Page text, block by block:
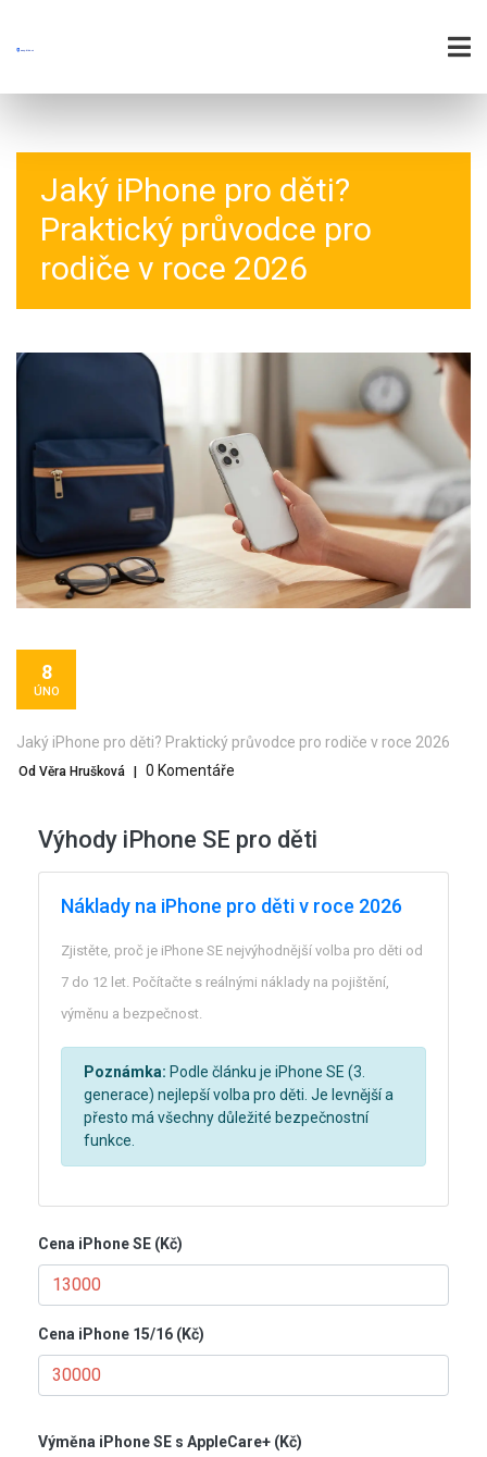
Jaký iPhone pro děti?
Praktický průvodce pro
rodiče v roce 2026
8
ÚNO
Jaký iPhone pro děti? Praktický průvodce pro rodiče v roce 2026
Od Věra Hrušková 0 Komentáře
Výhody iPhone SE pro děti
Náklady na iPhone pro děti v roce 2026
Zjistěte, proč je iPhone SE nejvýhodnější volba pro děti od
7 do 12 let. Počítačte s reálnými náklady na pojištění,
výměnu a bezpečnost.
Poznámka: Podle článku je iPhone SE (3.
generace) nejlepší volba pro děti. Je levnější a
přesto má všechny důležité bezpečnostní
funkce.
Cena iPhone SE (Kč)
Cena iPhone 15/16 (Kč)
Výměna iPhone SE s AppleCare+ (Kč)